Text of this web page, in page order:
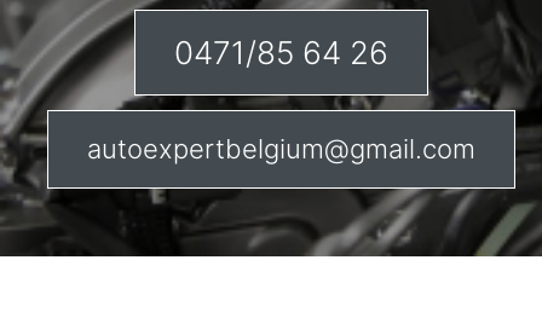
0471/85 64 26
autoexpertbelgium@gmail.com